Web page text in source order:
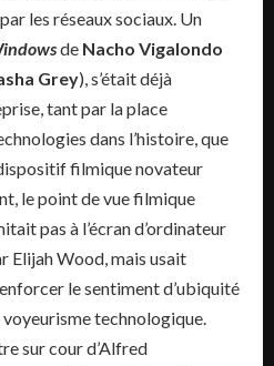
les réseaux sociaux. Un
de Nacho Vigalondo
Grey), s’était déjà
tant par la place
dans l’histoire, que
filmique novateur
le point de vue filmique
pas à l’écran d’ordinateur
Elijah Wood, mais usait
le sentiment d’ubiquité
technologique.
sur cour d’Alfred